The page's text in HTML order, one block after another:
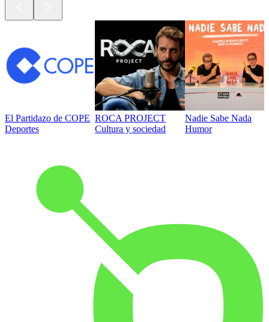
El Partidazo de COPE
Deportes
ROCA PROJECT
Cultura y sociedad
Nadie Sabe Nada
Humor